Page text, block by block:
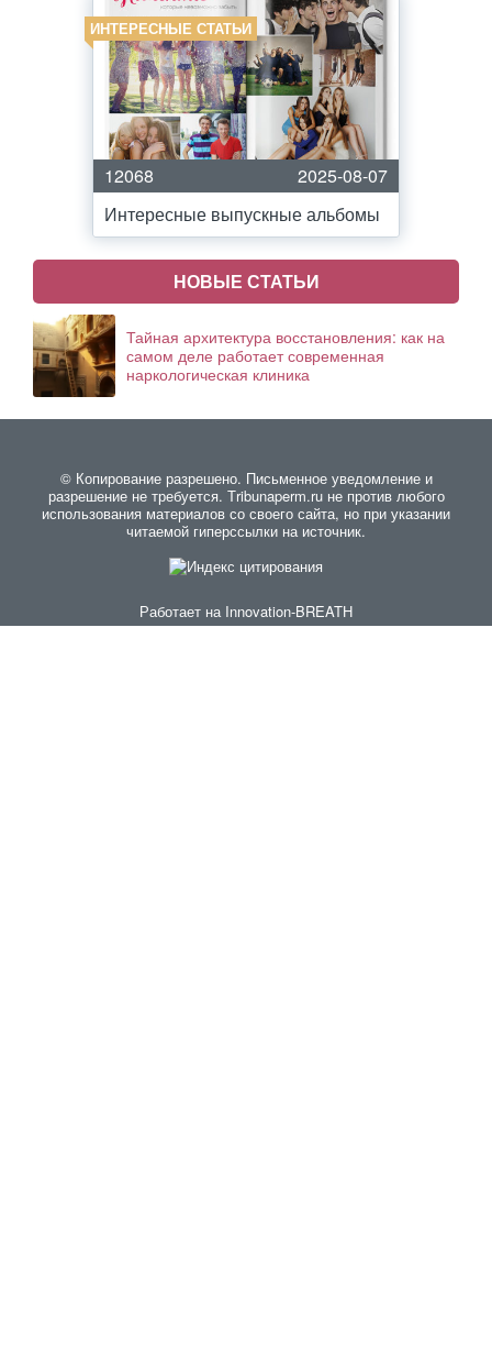
ИНТЕРЕСНЫЕ СТАТЬИ
12068
2025-08-07
Интересные выпускные альбомы
НОВЫЕ СТАТЬИ
Тайная архитектура восстановления: как на
самом деле работает современная
наркологическая клиника
© Копирование разрешено. Письменное уведомление и
разрешение не требуется. Тribunaperm.ru не против любого
использования материалов со своего сайта, но при указании
читаемой гиперссылки на источник.
Работает на Innovation-BREATH